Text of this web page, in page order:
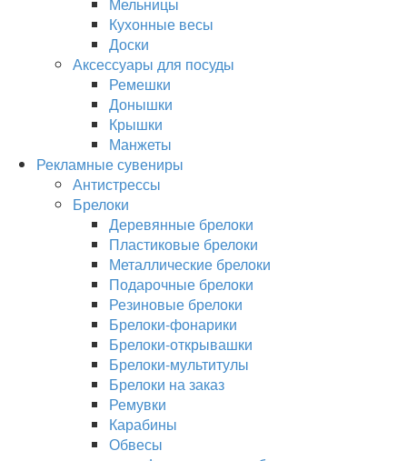
Кухонные весы
Доски
Аксессуары для посуды
Ремешки
Донышки
Крышки
Манжеты
Рекламные сувениры
Антистрессы
Брелоки
Деревянные брелоки
Пластиковые брелоки
Металлические брелоки
Подарочные брелоки
Резиновые брелоки
Брелоки-фонарики
Брелоки-открывашки
Брелоки-мультитулы
Брелоки на заказ
Ремувки
Карабины
Обвесы